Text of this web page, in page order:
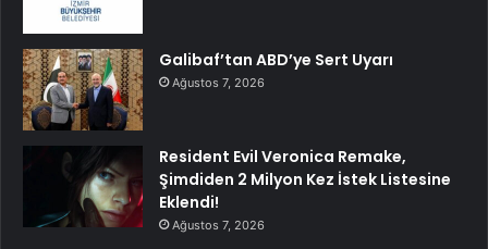
Galibaf’tan ABD’ye Sert Uyarı
Ağustos 7, 2026
Resident Evil Veronica Remake,
Şimdiden 2 Milyon Kez İstek Listesine
Eklendi!
Ağustos 7, 2026